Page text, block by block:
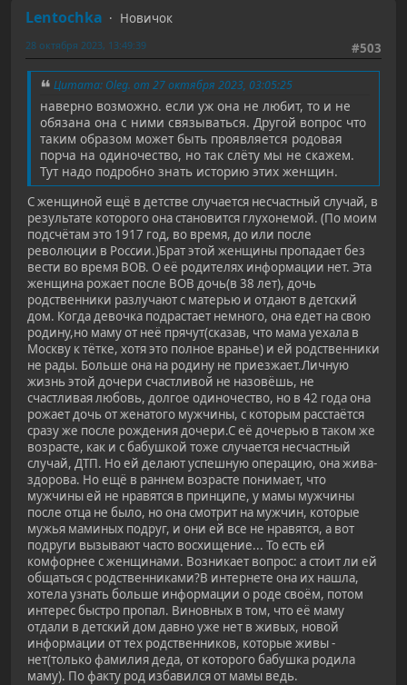
Lentochka
Новичок
#503
28 октября 2023, 13:49:39
Цитата: Oleg. от 27 октября 2023, 03:05:25
наверно возможно. если уж она не любит, то и не
обязана она с ними связываться. Другой вопрос что
таким образом может быть проявляется родовая
порча на одиночество, но так слёту мы не скажем.
Тут надо подробно знать историю этих женщин.
С женщиной ещё в детстве случается несчастный случай, в
результате которого она становится глухонемой. (По моим
подсчётам это 1917 год, во время, до или после
революции в России.)Брат этой женщины пропадает без
вести во время ВОВ. О её родителях информации нет. Эта
женщина рожает после ВОВ дочь(в 38 лет), дочь
родственники разлучают с матерью и отдают в детский
дом. Когда девочка подрастает немного, она едет на свою
родину,но маму от неё прячут(сказав, что мама уехала в
Москву к тётке, хотя это полное вранье) и ей родственники
не рады. Больше она на родину не приезжает.Личную
жизнь этой дочери счастливой не назовёшь, не
счастливая любовь, долгое одиночество, но в 42 года она
рожает дочь от женатого мужчины, с которым расстаётся
сразу же после рождения дочери.С её дочерью в таком же
возрасте, как и с бабушкой тоже случается несчастный
случай, ДТП. Но ей делают успешную операцию, она жива-
здорова. Но ещё в раннем возрасте понимает, что
мужчины ей не нравятся в принципе, у мамы мужчины
после отца не было, но она смотрит на мужчин, которые
мужья маминых подруг, и они ей все не нравятся, а вот
подруги вызывают часто восхищение... То есть ей
комфорнее с женщинами. Возникает вопрос: а стоит ли ей
общаться с родственниками?В интернете она их нашла,
хотела узнать больше информации о роде своём, потом
интерес быстро пропал. Виновных в том, что её маму
отдали в детский дом давно уже нет в живых, новой
информации от тех родственников, которые живы -
нет(только фамилия деда, от которого бабушка родила
маму). По факту род избавился от мамы ведь.